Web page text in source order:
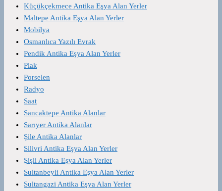
Küçükçekmece Antika Eşya Alan Yerler
Maltepe Antika Eşya Alan Yerler
Mobilya
Osmanlıca Yazılı Evrak
Pendik Antika Eşya Alan Yerler
Plak
Porselen
Radyo
Saat
Sancaktepe Antika Alanlar
Sarıyer Antika Alanlar
Şile Antika Alanlar
Silivri Antika Eşya Alan Yerler
Şişli Antika Eşya Alan Yerler
Sultanbeyli Antika Eşya Alan Yerler
Sultangazi Antika Eşya Alan Yerler